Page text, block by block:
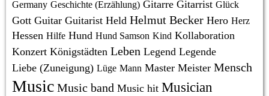
Germany Geschichte (Erzählung) Gitarre Gitarrist Glück
Gott Guitar Guitarist Held Helmut Becker Hero Herz
Hessen Hilfe Hund Hund Samson Kind Kollaboration
Konzert Königstädten Leben Legend Legende
Liebe (Zuneigung) Lüge Mann Master Meister Mensch
Music Music band Music hit Musician